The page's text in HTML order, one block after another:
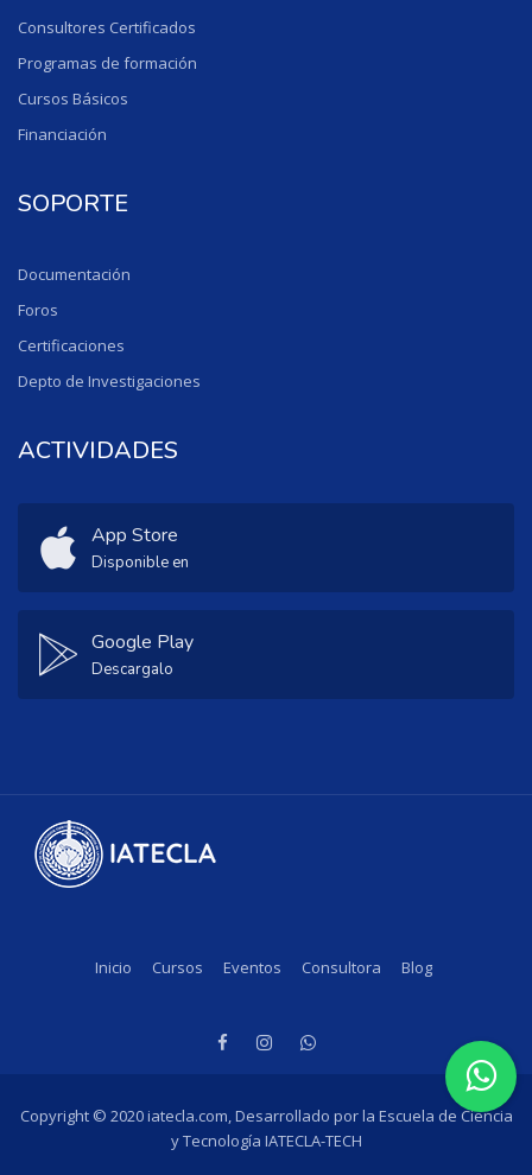
Consultores Certificados
Programas de formación
Cursos Básicos
Financiación
SOPORTE
Documentación
Foros
Certificaciones
Depto de Investigaciones
ACTIVIDADES
App Store
Disponible en
Google Play
Descargalo
Inicio Cursos Eventos Consultora Blog
Copyright © 2020 iatecla.com, Desarrollado por la Escuela de Ciencia
y Tecnología IATECLA-TECH